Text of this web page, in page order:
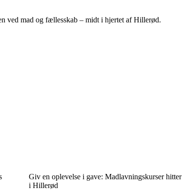
ved mad og fællesskab – midt i hjertet af Hillerød.
Giv en oplevelse i gave: Madlavningskurser hitter
i Hillerød